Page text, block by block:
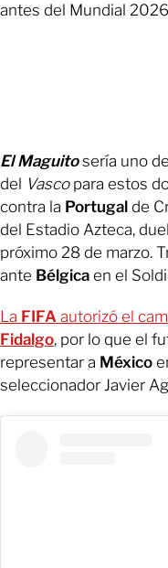
antes del Mundial
El Maguitosería uno
del Vascopara estos
contra la Portugal de
del Estadio Azteca,
próximo 28 de marzo.
ante Bélgica en el
La FIFA autorizó el
Fidalgo, por lo que el
representar a México
seleccionador Javier